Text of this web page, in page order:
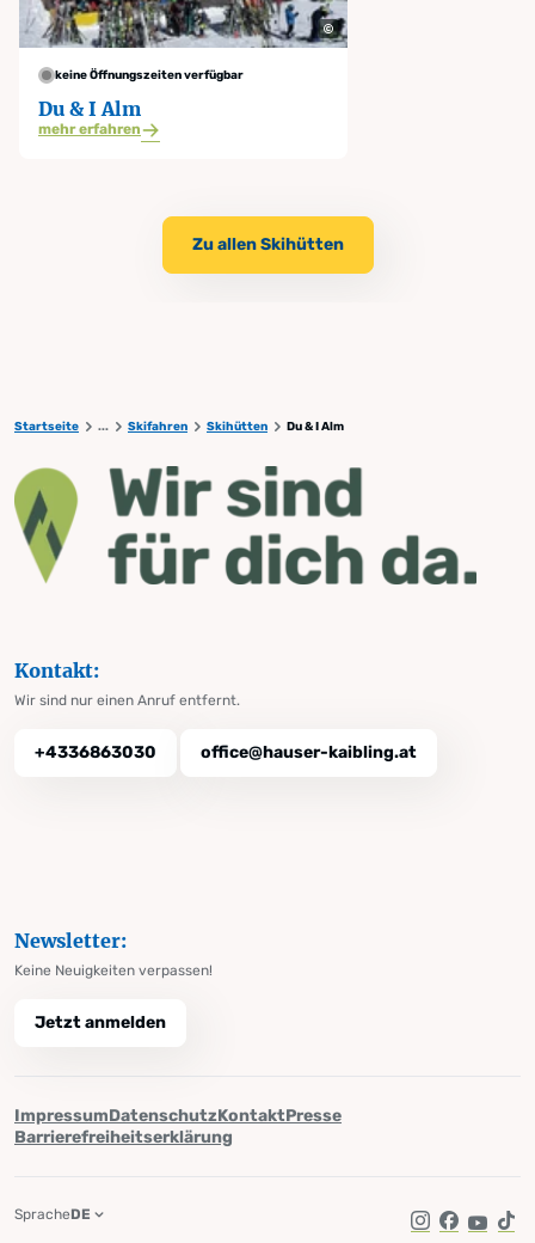
keine Öffnungszeiten verfügbar
Du & I Alm
mehr erfahren
Zu allen Skihütten
Startseite ... Skifahren Skihütten Du & I Alm
Kontakt:
Wir sind nur einen Anruf entfernt.
+4336863030 office@hauser-kaibling.at
Newsletter:
Keine Neuigkeiten verpassen!
Jetzt anmelden
ImpressumDatenschutzKontaktPresse
Barrierefreiheitserklärung
Instagram
Facebook
SpracheDE